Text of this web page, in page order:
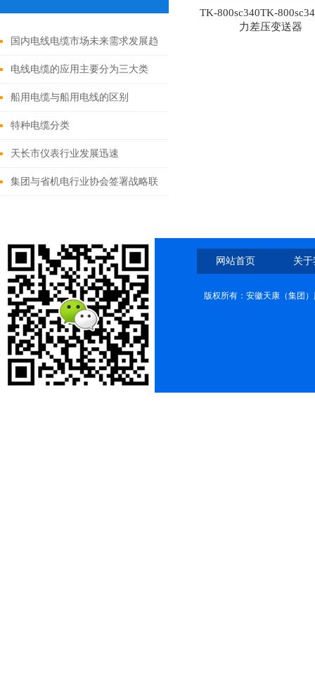
国内电线电缆市场未来需求发展趋
势
电线电缆的应用主要分为三大类
船用电缆与船用电线的区别
特种电缆分类
天长市仪表行业发展迅速
集团与省机电行业协会签署战略联
TK-800sc340TK-
力差压变送器
网站首页 关
版权所有：安徽天康（集团